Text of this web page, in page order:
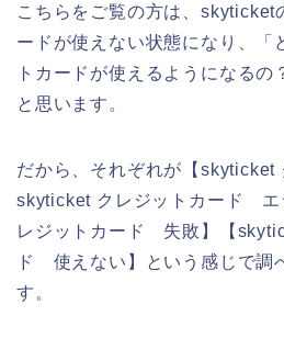
こちらをご覧の方は、skyticket
ードが使えない状態になり、「
トカードが使えるようになるの
と思います。
だから、それぞれが【skyticket
skyticket クレジットカード エ
レジットカード 失敗】【
ド 使えない】という感じで調
す。